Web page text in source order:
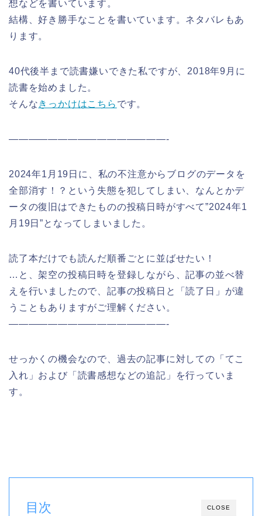
想などを書いています。
結構、好き勝手なことを書いています。ネタバレもあ
ります。
40代後半まで読書嫌いできた私ですが、2018年9月に
読書を始めました。
そんなきっかけはこちら です。
————————————————-
2024年1月19日に、私の不注意からブログのデータを
全部消す！？という失態を犯してしまい、なんとかデ
ータの復旧はできたものの投稿日時がすべて”2024年1
月19日”となってしまいました。
読了本だけでも読んだ順番ごとに並ばせたい！
…と、架空の投稿日時を登録しながら、記事の並べ替
えを行いましたので、記事の投稿日と「読了日」が違
うこともありますがご理解ください。
————————————————-
せっかくの機会なので、過去の記事に対しての「てこ
入れ」および「読書感想などの追記」を行っていま
す。
CLOSE
目次